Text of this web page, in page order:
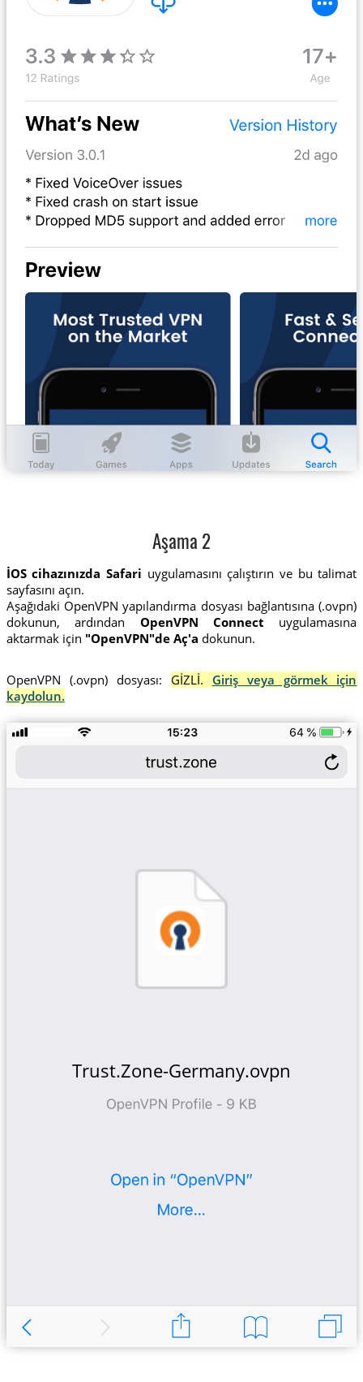
Aşama 2
İOS cihazınızda Safari uygulamasını çalıştırın ve bu talimat
sayfasını açın.
Aşağıdaki OpenVPN yapılandırma dosyası bağlantısına (.ovpn)
dokunun, ardından OpenVPN Connect uygulamasına
aktarmak için "OpenVPN"de Aç'a dokunun.
OpenVPN (.ovpn) dosyası: GİZLİ. Giriş veya görmek için
kaydolun.
Trust.Zone-Germany.ovpn